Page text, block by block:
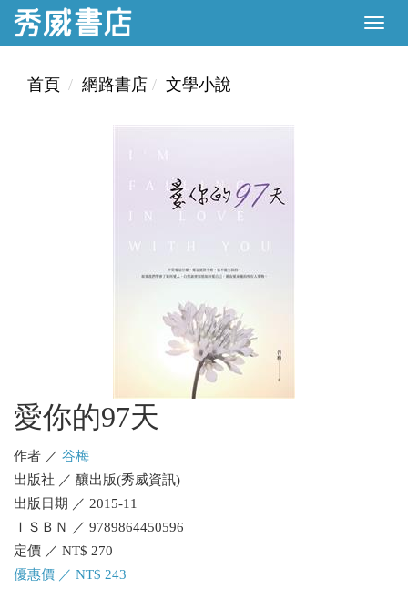
首頁 網路書店 文學小說
愛你的97天
作者 ／ 谷梅
出版社 ／ 釀出版(秀威資訊)
出版日期 ／ 2015-11
ＩＳＢＮ ／ 9789864450596
定價 ／ NT$ 270
優惠價 ／ NT$ 243